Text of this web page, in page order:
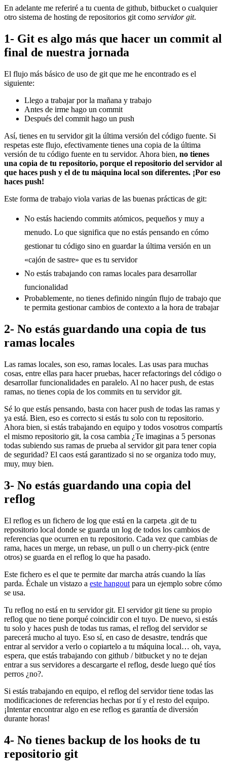
En adelante me referiré a tu cuenta de github, bitbucket o cualquier
otro sistema de hosting de repositorios git como servidor git.
1- Git es algo más que hacer un commit al
final de nuestra jornada
El flujo más básico de uso de git que me he encontrado es el
siguiente:
Llego a trabajar por la mañana y trabajo
Antes de irme hago un commit
Después del commit hago un push
Así, tienes en tu servidor git la última versión del código fuente. Si
respetas este flujo, efectivamente tienes una copia de la última
versión de tu código fuente en tu servidor. Ahora bien, no tienes
una copia de tu repositorio, porque el repositorio del servidor al
que haces push y el de tu máquina local son diferentes. ¡Por eso
haces push!
Este forma de trabajo viola varias de las buenas prácticas de git:
No estás haciendo commits atómicos, pequeños y muy a
menudo. Lo que significa que no estás pensando en cómo
gestionar tu código sino en guardar la última versión en un
«cajón de sastre» que es tu servidor
No estás trabajando con ramas locales para desarrollar
funcionalidad
Probablemente, no tienes definido ningún flujo de trabajo que
te permita gestionar cambios de contexto a la hora de trabajar
2- No estás guardando una copia de tus
ramas locales
Las ramas locales, son eso, ramas locales. Las usas para muchas
cosas, entre ellas para hacer pruebas, hacer refactorings del código o
desarrollar funcionalidades en paralelo. Al no hacer push, de estas
ramas, no tienes copia de los commits en tu servidor git.
Sé lo que estás pensando, basta con hacer push de todas las ramas y
ya está. Bien, eso es correcto si estás tu solo con tu repositorio.
Ahora bien, si estás trabajando en equipo y todos vosotros compartís
el mismo repositorio git, la cosa cambia ¿Te imaginas a 5 personas
todas subiendo sus ramas de prueba al servidor git para tener copia
de seguridad? El caos está garantizado si no se organiza todo muy,
muy, muy bien.
3- No estás guardando una copia del
reflog
El reflog es un fichero de log que está en la carpeta .git de tu
repositorio local donde se guarda un log de todos los cambios de
referencias que ocurren en tu repositorio. Cada vez que cambias de
rama, haces un merge, un rebase, un pull o un cherry-pick (entre
otros) se guarda en el reflog lo que ha pasado.
Este fichero es el que te permite dar marcha atrás cuando la lías
parda. Échale un vistazo a este hangout para un ejemplo sobre cómo
se usa.
Tu reflog no está en tu servidor git. El servidor git tiene su propio
reflog que no tiene porqué coincidir con el tuyo. De nuevo, si estás
tu solo y haces push de todas tus ramas, el reflog del servidor se
parecerá mucho al tuyo. Eso sí, en caso de desastre, tendrás que
entrar al servidor a verlo o copiartelo a tu máquina local… oh, vaya,
espera, que estás trabajando con github / bitbucket y no te dejan
entrar a sus servidores a descargarte el reflog, desde luego qué tíos
perros ¿no?.
Si estás trabajando en equipo, el reflog del servidor tiene todas las
modificaciones de referencias hechas por tí y el resto del equipo.
¡Intentar encontrar algo en ese reflog es garantía de diversión
durante horas!
4- No tienes backup de los hooks de tu
repositorio git